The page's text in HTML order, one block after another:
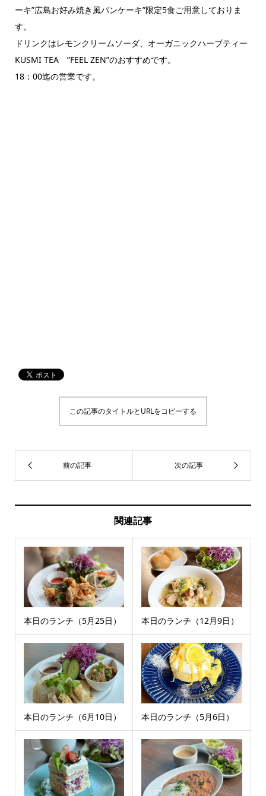
ーキ”広島お好み焼き風パンケーキ”限定5食ご用意しておりま
す。
ドリンクはレモンクリームソーダ、オーガニックハーブティー
KUSMI TEA ”FEEL ZEN”のおすすめです。
18：00迄の営業です。
この記事のタイトルとURLをコピーする
関連記事
本日のランチ（5月25日） 本日のランチ（12月9日）
本日のランチ（6月10日） 本日のランチ（5月6日）